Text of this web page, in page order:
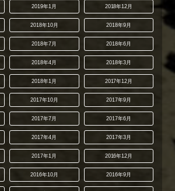
2019年1月 2018年12月
2018年10月 2018年9月
2018年7月 2018年6月
2018年4月 2018年3月
2018年1月 2017年12月
2017年10月 2017年9月
2017年7月 2017年6月
2017年4月 2017年3月
2017年1月 2016年12月
2016年10月 2016年9月